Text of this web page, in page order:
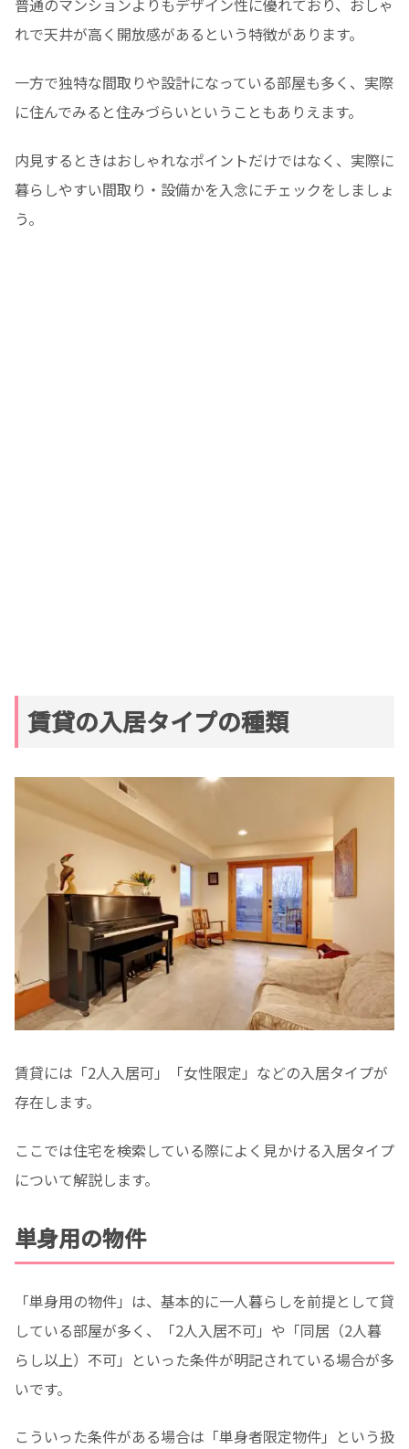
普通のマンションよりもデザイン性に優れており、おしゃ
れで天井が高く開放感があるという特徴があります。
一方で独特な間取りや設計になっている部屋も多く、実際
に住んでみると住みづらいということもありえます。
内見するときはおしゃれなポイントだけではなく、実際に
暮らしやすい間取り・設備かを入念にチェックをしましょ
う。
賃貸の入居タイプの種類
賃貸には「2人入居可」「女性限定」などの入居タイプが
存在します。
ここでは住宅を検索している際によく見かける入居タイプ
について解説します。
単身用の物件
「単身用の物件」は、基本的に一人暮らしを前提として貸
している部屋が多く、「2人入居不可」や「同居（2人暮
らし以上）不可」といった条件が明記されている場合が多
いです。
こういった条件がある場合は「単身者限定物件」という扱